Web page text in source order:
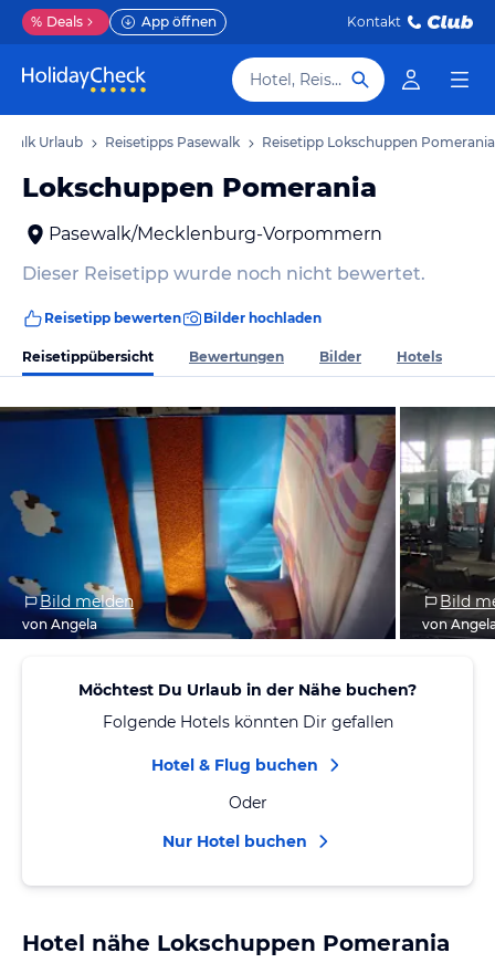
% Deals App öffnen Kontakt
Hotel, Reiseziel
Urlaub Reisetipps Pasewalk Reisetipp Lokschuppen Pomerania
Lokschuppen Pomerania
Pasewalk/Mecklenburg-Vorpommern
Dieser Reisetipp wurde noch nicht bewertet.
Reisetipp bewerten Bilder hochladen
Reisetippübersicht Bewertungen Bilder Hotels
Bild melden
von Angela
Bild
von
Möchtest Du Urlaub in der Nähe buchen?
Folgende Hotels könnten Dir gefallen
Hotel & Flug buchen
Oder
Nur Hotel buchen
Hotel nähe Lokschuppen Pomerania